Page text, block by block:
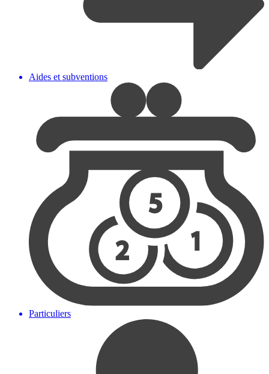
Aides et subventions
Particuliers